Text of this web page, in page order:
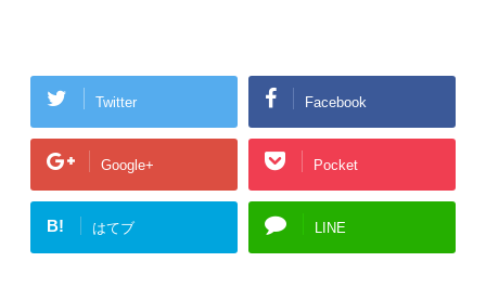
Twitter Facebook
Google+ Pocket
B! はてブ LINE